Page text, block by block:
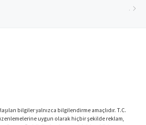
bilgiler yalnızca bilgilendirme amaçlıdır. T.C.
uygun olarak hiçbir şekilde reklam,